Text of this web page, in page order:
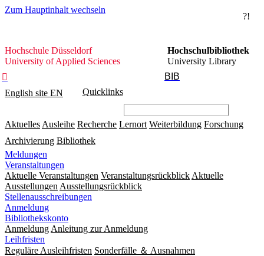
Zum Hauptinhalt wechseln
?!
Hochschule
Düsseldorf
Hochschule Düsseldorf
University of Applied Sciences
Hochschulbibliothek
University Library

BIB
English site EN Quicklinks
Aktuelles Ausleihe Recherche Lernort Weiterbildung Forschung
Archivierung Bibliothek
Meldungen
Veranstaltungen
Aktuelle Veranstaltungen Veranstaltungsrückblick Aktuelle
Ausstellungen Ausstellungsrückblick
Stellenausschreibungen
Anmeldung
Bibliothekskonto
Anmeldung Anleitung zur Anmeldung
Leihfristen
Reguläre Ausleihfristen Sonderfälle ＆ Ausnahmen